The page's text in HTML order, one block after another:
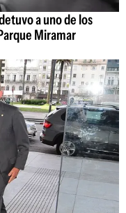
a uno de los
Miramar